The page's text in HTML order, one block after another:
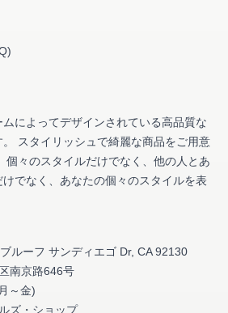
によってデザインされている高品質な
スタイリッシュで綺麗な商品をご用意
個々のスタイルだけでなく、他の人とあ
でなく、あなたの個々のスタイルを表
ルーフ サンディエゴ Dr, CA 92130
南京路646号
～金)
ズ・ショップ